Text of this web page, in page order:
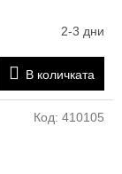
2-3 дни
В количката
Код: 410105